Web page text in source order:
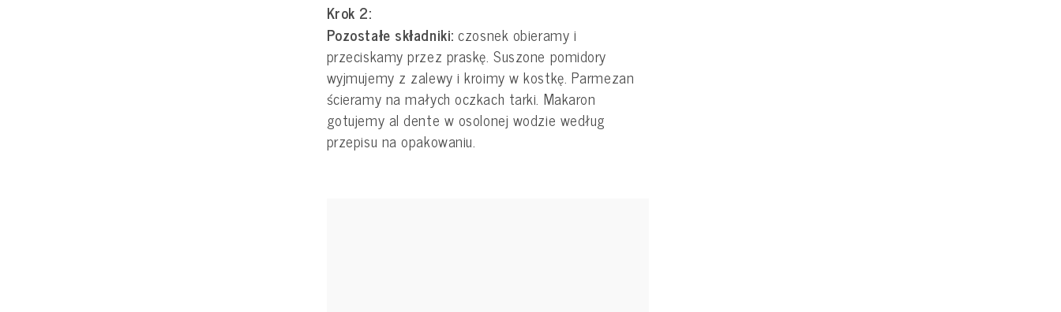
Krok 2:
Pozostałe składniki:czosnek obieramy i
przeciskamy przez praskę. Suszone pomidory
wyjmujemy z zalewy i kroimy w kostkę. Parmezan
ścieramy na małych oczkach tarki. Makaron
gotujemy al dente w osolonej wodzie według
przepisu na opakowaniu.